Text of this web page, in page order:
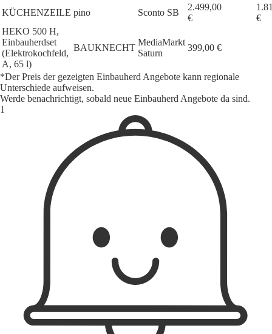
KÜCHENZEILE pino Sconto SB
2.499,00
€
€
HEKO 500 H,
Einbauherdset
(Elektrokochfeld,
A, 65 l)
BAUKNECHT
MediaMarkt
Saturn
399,00 €
*Der Preis der gezeigten Einbauherd Angebote kann regionale
Unterschiede aufweisen.
Werde benachrichtigt, sobald neue Einbauherd Angebote da sind.